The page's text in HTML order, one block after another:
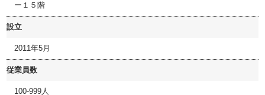
ー１５階
設立
2011年5月
従業員数
100-999人